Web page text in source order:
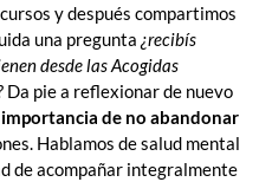
y después compartimos
una pregunta ¿recibís
desde las Acogidas
Da pie a reflexionar de nuevo
importancia de no abandonar
Hablamos de salud mental
de acompañar integralmente